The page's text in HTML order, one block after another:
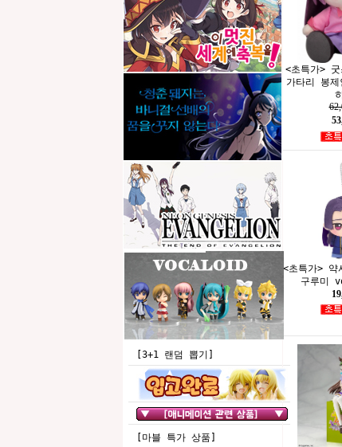
[3+1 랜덤 뽑기]
[마블 특가 상품]
<초특가>
가타리 봉
<초특가> 약
구루미